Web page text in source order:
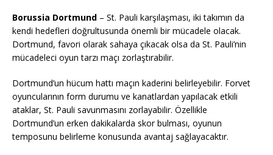
Borussia Dortmund – St. Pauli karşılaşması, iki takımın da
kendi hedefleri doğrultusunda önemli bir mücadele olacak.
Dortmund, favori olarak sahaya çıkacak olsa da St. Pauli’nin
mücadeleci oyun tarzı maçı zorlaştırabilir.
Dortmund’un hücum hattı maçın kaderini belirleyebilir. Forvet
oyuncularının form durumu ve kanatlardan yapılacak etkili
ataklar, St. Pauli savunmasını zorlayabilir. Özellikle
Dortmund’un erken dakikalarda skor bulması, oyunun
temposunu belirleme konusunda avantaj sağlayacaktır.